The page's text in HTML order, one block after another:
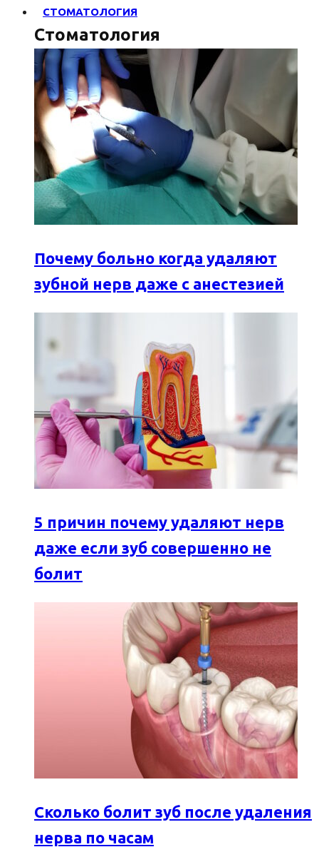
СТОМАТОЛОГИЯ
Стоматология
Почему больно когда удаляют
зубной нерв даже с анестезией
5 причин почему удаляют нерв
даже если зуб совершенно не
болит
Сколько болит зуб после удаления
нерва по часам